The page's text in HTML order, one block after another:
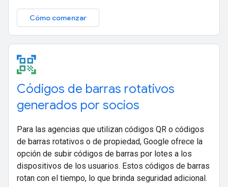
Cómo comenzar
Códigos de barras rotativos
generados por socios
Para las agencias que utilizan códigos QR o códigos
de barras rotativos o de propiedad, Google ofrece la
opción de subir códigos de barras por lotes a los
dispositivos de los usuarios. Estos códigos de barras
rotan con el tiempo, lo que brinda seguridad adicional.